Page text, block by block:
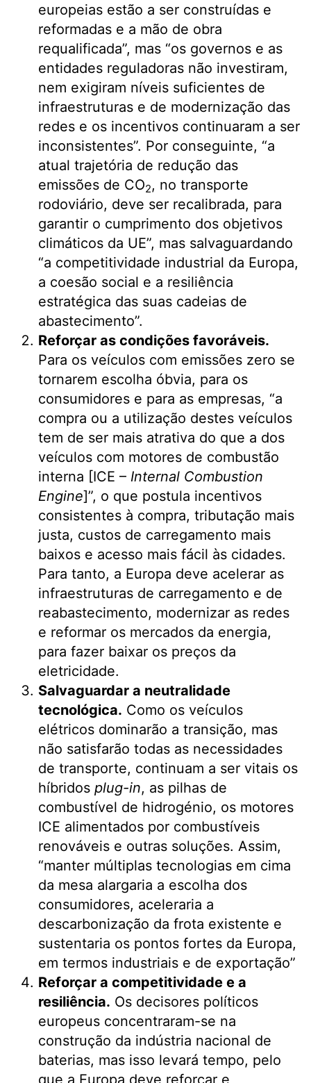
europeias estão a ser construídas e
reformadas e a mão de obra
requalificada”, mas “os governos e as
entidades reguladoras não investiram,
nem exigiram níveis suficientes de
infraestruturas e de modernização das
redes e os incentivos continuaram a ser
inconsistentes”. Por conseguinte, “a
atual trajetória de redução das
emissões de CO2, no transporte
rodoviário, deve ser recalibrada, para
garantir o cumprimento dos objetivos
climáticos da UE”, mas salvaguardando
“a competitividade industrial da Europa,
a coesão social e a resiliência
estratégica das suas cadeias de
abastecimento”.
Reforçar as condições favoráveis.
Para os veículos com emissões zero se
tornarem escolha óbvia, para os
consumidores e para as empresas, “a
compra ou a utilização destes veículos
tem de ser mais atrativa do que a dos
veículos com motores de combustão
interna [ICE – Internal Combustion
Engine]”, o que postula incentivos
consistentes à compra, tributação mais
justa, custos de carregamento mais
baixos e acesso mais fácil às cidades.
Para tanto, a Europa deve acelerar as
infraestruturas de carregamento e de
reabastecimento, modernizar as redes
e reformar os mercados da energia,
para fazer baixar os preços da
eletricidade.
Salvaguardar a neutralidade
tecnológica. Como os veículos
elétricos dominarão a transição, mas
não satisfarão todas as necessidades
de transporte, continuam a ser vitais os
híbridos plug-in, as pilhas de
combustível de hidrogénio, os motores
ICE alimentados por combustíveis
renováveis e outras soluções. Assim,
“manter múltiplas tecnologias em cima
da mesa alargaria a escolha dos
consumidores, aceleraria a
descarbonização da frota existente e
sustentaria os pontos fortes da Europa,
em termos industriais e de exportação”
Reforçar a competitividade e a
resiliência. Os decisores políticos
europeus concentraram-se na
construção da indústria nacional de
baterias, mas isso levará tempo, pelo
que a Europa deve reforçar e